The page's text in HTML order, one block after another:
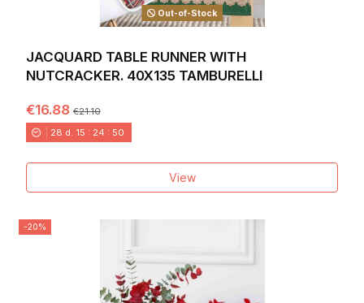
Out-of-Stock
JACQUARD TABLE RUNNER WITH
NUTCRACKER. 40X135 TAMBURELLI
€16.88€21.10
28 d. 15 : 24 : 49
View
-20%